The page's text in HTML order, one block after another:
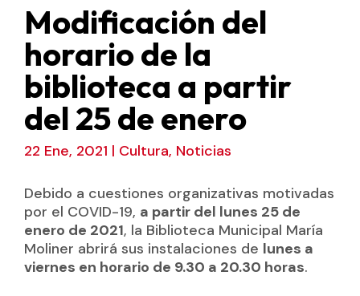
Modificación del
horario de la
biblioteca a partir
del 25 de enero
22 Ene, 2021 | Cultura, Noticias
Debido a cuestiones organizativas motivadas
por el COVID-19, a partir del lunes 25 de
enero de 2021, la Biblioteca Municipal María
Moliner abrirá sus instalaciones de lunes a
viernes en horario de 9.30 a 20.30 horas.